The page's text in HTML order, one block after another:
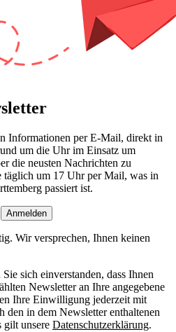
Informationen per E-Mail, direkt in
um die Uhrim Einsatz um
die neusten Nachrichten zu
täglich um 17 Uhrper Mail, was in
passiert ist.
Anmelden
Wir versprechen, Ihnen keinen
sich einverstanden, dass Ihnen
Newsletter an Ihre angegebene
Ihre Einwilligung jederzeit mit
in dem Newsletter enthaltenen
unsere Datenschutzerklärung.